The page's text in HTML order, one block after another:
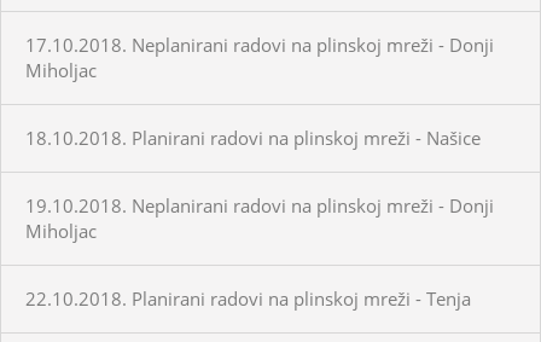
17.10.2018. Neplanirani radovi na plinskoj mreži - Donji
Miholjac
18.10.2018. Planirani radovi na plinskoj mreži - Našice
19.10.2018. Neplanirani radovi na plinskoj mreži - Donji
Miholjac
22.10.2018. Planirani radovi na plinskoj mreži - Tenja